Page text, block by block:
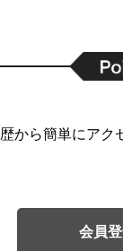
から簡単にアク
会員